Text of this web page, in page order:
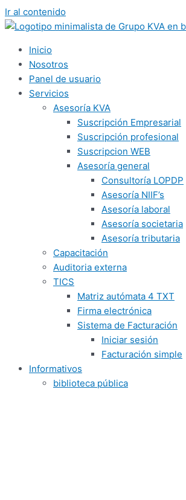
Ir al contenido
Inicio
Nosotros
Panel de usuario
Servicios
Asesoría KVA
Suscripción Empresarial
Suscripción profesional
Suscripcion WEB
Asesoría general
Consultoría LOPDP
Asesoría NIIF’s
Asesoría laboral
Asesoría societaria
Asesoría tributaria
Capacitación
Auditoria externa
TICS
Matriz autómata 4 TXT
Firma electrónica
Sistema de Facturación
Iniciar sesión
Facturación simple
Informativos
biblioteca pública